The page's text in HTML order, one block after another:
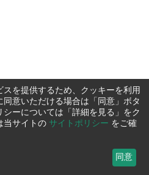
を提供するため、クッキーを利用
意いただける場合は「同意」ボタ
ーについては「詳細を見る」をク
当サイトの サイトポリシー をご確
同意